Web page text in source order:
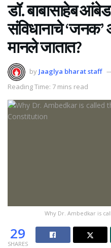
डॉ. बाबासाहेब
संविधानाचे ‘जनक’
मानले जातात?
by Jaaglya bharat staff
Reading Time: 7 mins read
Why Dr. Ambedkar is
29
SHARES